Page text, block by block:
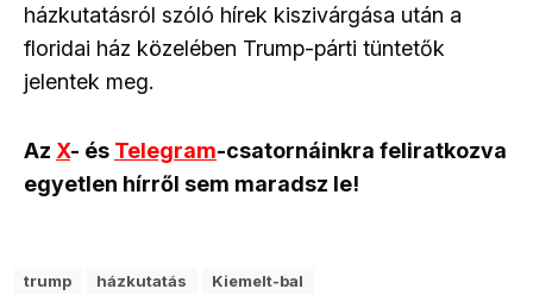
házkutatásról szóló hírek kiszivárgása után a
floridai ház közelében Trump-párti tüntetők
jelentek meg.
Az X- és Telegram-csatornáinkra feliratkozva
egyetlen hírről sem maradsz le!
trump házkutatás Kiemelt-bal